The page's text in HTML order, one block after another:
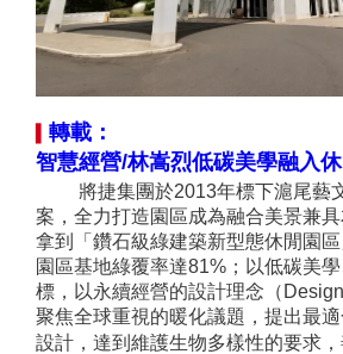
轉載：
智慧經營/林嵩烈低碳美學融入
將捷集團於2013年標下滬尾藝
案，全力打造園區成為融合美景兼
拿到「鑽石級綠建築新型態休閒園區
園區基地綠覆率達81%；以低碳美
標，以永續經營的設計理念（
聚焦全球重視的暖化議題，提出最
設計，達到維護生物多樣性的要求，